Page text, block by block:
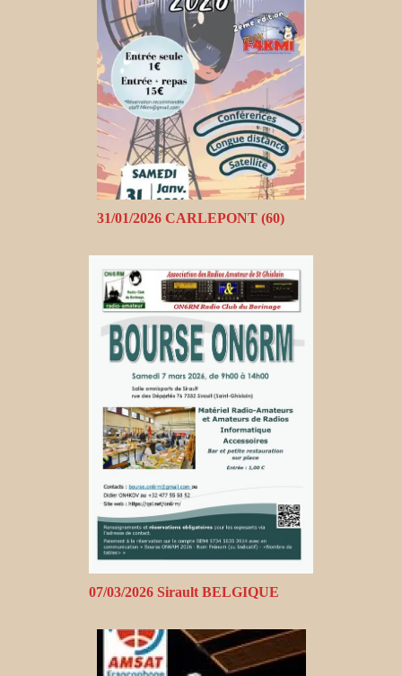
31/01/2026 CARLEPONT (60)
07/03/2026 Sirault BELGIQUE